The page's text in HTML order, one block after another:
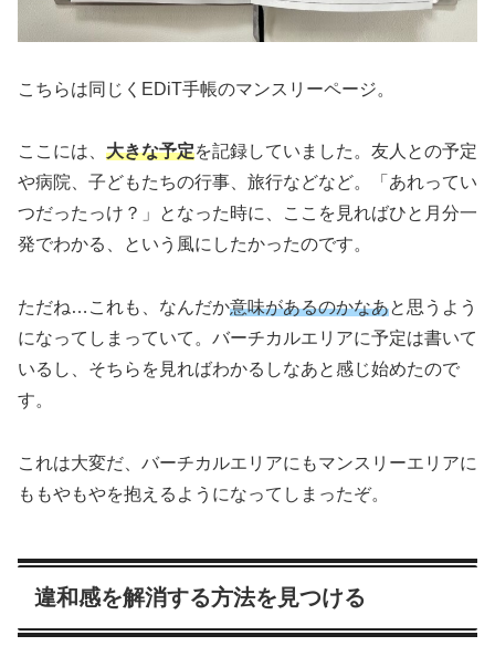
こちらは同じくEDiT手帳のマンスリーページ。
ここには、 大きな予定を記録していました。友人との予定
や病院、子どもたちの行事、旅行などなど。「あれってい
つだったっけ？」となった時に、ここを見ればひと月分一
発でわかる、という風にしたかったのです。
ただね…これも、なんだか意味があるのかなあと思うよう
になってしまっていて。バーチカルエリアに予定は書いて
いるし、そちらを見ればわかるしなあと感じ始めたので
す。
これは大変だ、バーチカルエリアにもマンスリーエリアに
ももやもやを抱えるようになってしまったぞ。
違和感を解消する方法を見つける